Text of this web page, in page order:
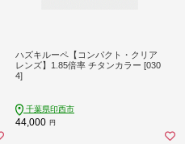
ハズキルーペ【コンパクト・クリア
レンズ】1.85倍率 チタンカラー [030
4]
千葉県印西市
44,000 円